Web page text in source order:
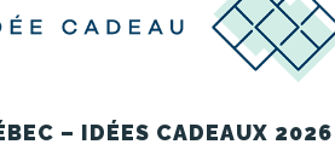
– IDÉES CADEAUX